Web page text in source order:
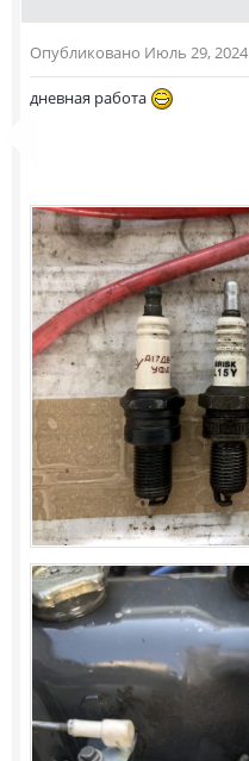
Опубликовано Июль 29, 2024
дневная работа